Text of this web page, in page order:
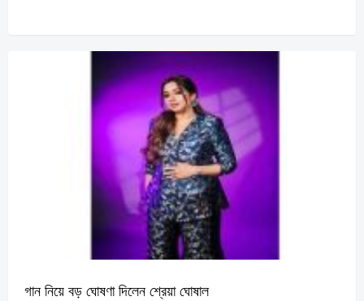
গান নিয়ে বড় ঘোষণা দিলেন শ্রেয়া ঘোষাল